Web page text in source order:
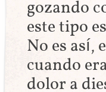
gozando
este tipo
No es así,
cuando
dolor a